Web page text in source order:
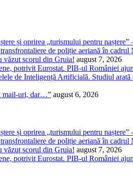
și oprirea „turismului pentru
de poliție aeriană în
văzut scorul din Gruia! august 7, 2026
potrivit Eurostat. PIB-ul României
de Inteligență Artificială. Studiul
mail-uri, dar…” august 6, 2026
și oprirea „turismului pentru
de poliție aeriană în
văzut scorul din Gruia! august 7, 2026
potrivit Eurostat. PIB-ul României